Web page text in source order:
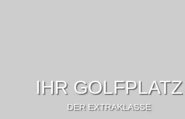
IHR GOLFPLATZ
DER EXTRAKLASSE